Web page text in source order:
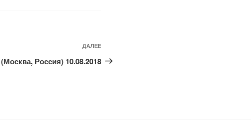
Следующая
запись
ДАЛЕЕ
Россия) 10.08.2018